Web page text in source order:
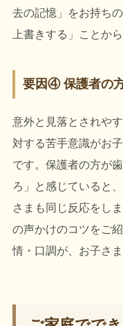
去の記憶」をお持ち
上書きする」ことか
要因④ 保護者の
意外と見落とされや
対する苦手意識がお
です。保護者の方が
ろ」と感じていると
さまも同じ反応をし
の声かけのコツをご
情・口調が、お子さ